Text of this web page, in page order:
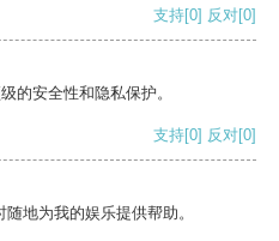
支持[0] 反对[0]
的安全性和隐私保护。
支持[0] 反对[0]
地为我的娱乐提供帮助。